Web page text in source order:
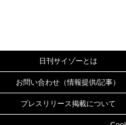
日刊サイゾーとは
お問い合わせ（情報提供/記事）
プレスリリース掲載について